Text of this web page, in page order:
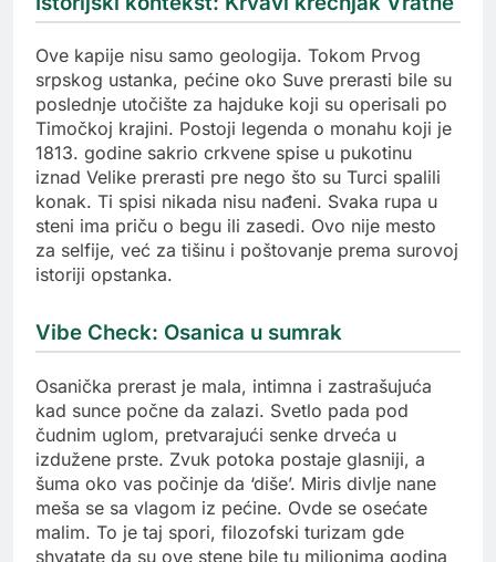
Ove kapije nisu samo geologija. Tokom Prvog
srpskog ustanka, pećine oko Suve prerasti bile su
poslednje utočište za hajduke koji su operisali po
Timočkoj krajini. Postoji legenda o monahu koji je
1813. godine sakrio crkvene spise u pukotinu
iznad Velike prerasti pre nego što su Turci spalili
konak. Ti spisi nikada nisu nađeni. Svaka rupa u
steni ima priču o begu ili zasedi. Ovo nije mesto
za selfije, već za tišinu i poštovanje prema surovoj
istoriji opstanka.
Vibe Check: Osanica u sumrak
Osanička prerast je mala, intimna i zastrašujuća
kad sunce počne da zalazi. Svetlo pada pod
čudnim uglom, pretvarajući senke drveća u
izdužene prste. Zvuk potoka postaje glasniji, a
šuma oko vas počinje da ‘diše’. Miris divlje nane
meša se sa vlagom iz pećine. Ovde se osećate
malim. To je taj spori, filozofski turizam gde
shvatate da su ove stene bile tu milionima godina